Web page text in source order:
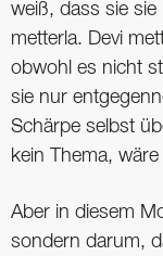
weiß, dass sie
metterla. Devi
obwohl es nicht
sie nur
Schärpe selbst
kein Thema,
Aber in diesem
sondern darum,